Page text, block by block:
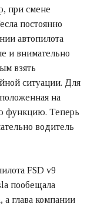
при смене
постоянно
автопилота
и внимательно
взять
ситуации. Для
на
функцию. Теперь
водитель
FSD v9
пообещала
а глава компании